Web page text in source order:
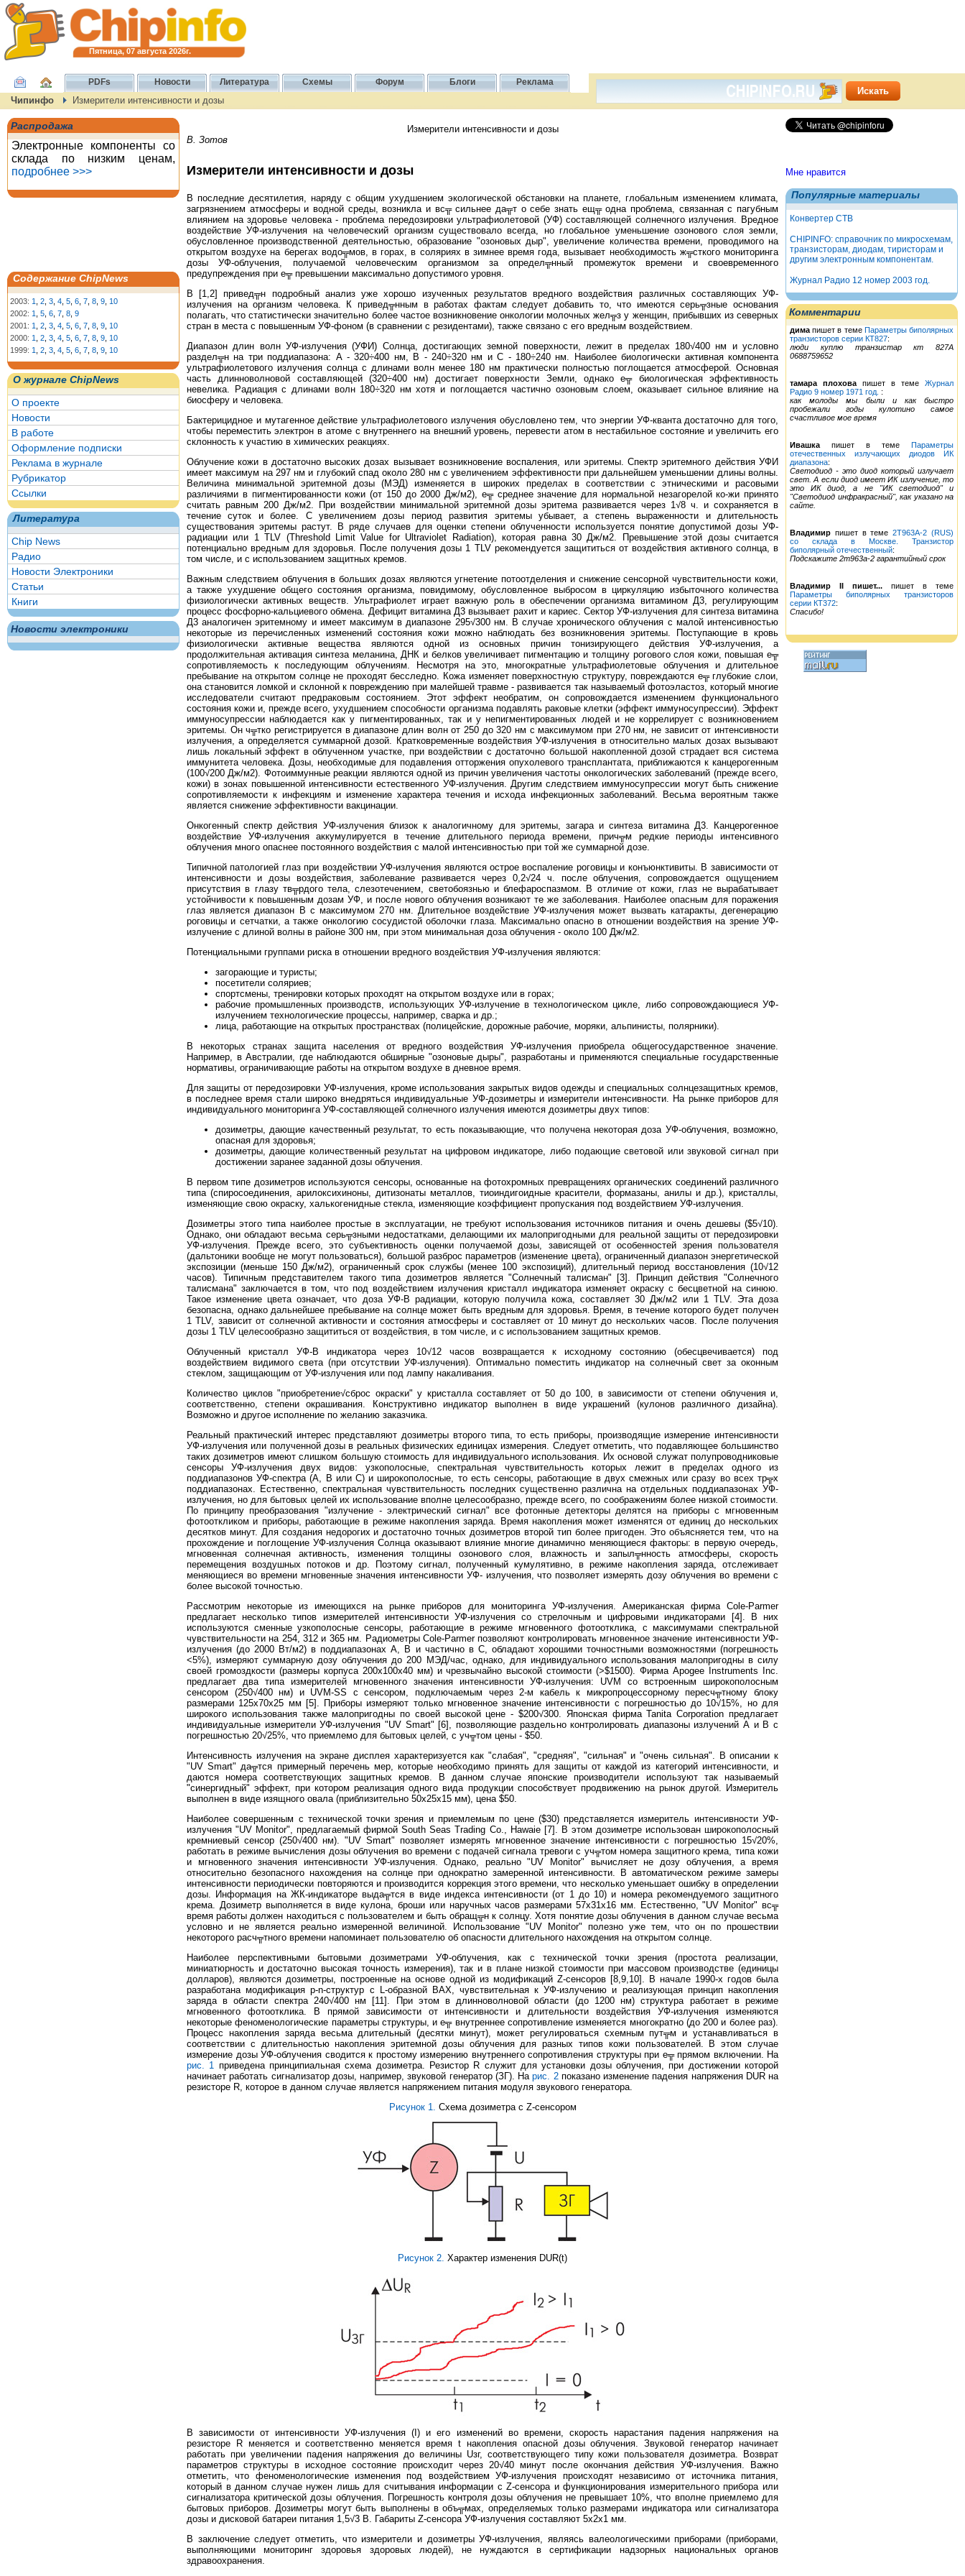
Пятница, 07 августа 2026г.
PDFs Новости Литература Схемы Форум Блоги Реклама
Чипинфо Измерители интенсивности и дозы
Распродажа
Электронные компоненты со
склада по низким ценам,
подробнее >>>
Содержание ChipNews
2003: 1 2 3 4 5 6 7 8 9 10
2002: 1 5 6 7 8 9
2001: 1 2 3 4 5 6 7 8 9 10
2000: 1 2 3 4 5 6 7 8 9 10
1999: 1 2 3 4 5 6 7 8 9 10
О журнале ChipNews
О проекте
Новости
В работе
Оформление подписки
Реклама в журнале
Рубрикатор
Ссылки
Литература
Chip News
Радио
Новости Электроники
Статьи
Книги
Новости электроники
Мне нравится
Популярные материалы
Конвертер СТВ
CHIPINFO: справочник по микросхемам,
транзисторам, диодам, тиристорам и
другим электронным компонентам.
Журнал Радио 12 номер 2003 год.
Комментарии
дима пишет в теме Параметры биполярных
транзисторов серии КТ827:
люди куплю транзистар кт 827А
0688759652
тамара плохова пишет в теме Журнал
Радио 9 номер 1971 год. :
как молоды мы были и как быстро
пробежали годы кулотино самое
счастливое мое время
Ивашка пишет в теме Параметры
отечественных излучающих диодов ИК
диапазона:
Светодиод - это диод который излучает
свет. А если диод имеет ИК излучение, то
это ИК диод, а не "ИК светодиод" и
"Светодиод инфракрасный", как указано на
сайте.
Владимир пишет в теме2Т963А-2 (RUS)
со склада в Москве. Транзистор
биполярный отечественный:
Подскажите 2т963а-2 гарантийный срок
Владимир II пишет... пишет в теме
Параметры биполярных транзисторов
серии КТ372:
Спасибо!
Измерители интенсивности и дозы
В. Зотов
Измерители интенсивности и дозы
В последние десятилетия, наряду с общим ухудшением экологической обстановки на планете, глобальным изменением климата,
загрязнением атмосферы и водной среды, возникла и вс╦ сильнее да╦т о себе знать ещ╦ одна проблема, связанная с пагубным
влиянием на здоровье человека - проблема передозировки ультрафиолетовой (УФ) составляющей солнечного излучения. Вредное
воздействие УФ-излучения на человеческий организм существовало всегда, но глобальное уменьшение озонового слоя земли,
обусловленное производственной деятельностью, образование "озоновых дыр", увеличение количества времени, проводимого на
открытом воздухе на берегах водо╦мов, в горах, в соляриях в зимнее время года, вызывает необходимость ж╦сткого мониторинга
дозы УФ-облучения, получаемой человеческим организмом за определ╦нный промежуток времени и своевременного
предупреждения при е╦ превышении максимально допустимого уровня.
В [1,2] привед╦н подробный анализ уже хорошо изученных результатов вредного воздействия различных составляющих УФ-
излучения на организм человека. К привед╦нным в работах фактам следует добавить то, что имеются серь╦зные основания
полагать, что статистически значительно более частое возникновение онкологии молочных жел╦з у женщин, прибывших из северных
стран в места с повышенным УФ-фоном (в сравнении с резидентами), также связано с его вредным воздействием.
Диапазон длин волн УФ-излучения (УФИ) Солнца, достигающих земной поверхности, лежит в пределах 180√400 нм и условно
раздел╦н на три поддиапазона: А - 320÷400 нм, В - 240÷320 нм и С - 180÷240 нм. Наиболее биологически активная компонента
ультрафиолетового излучения солнца с длинами волн менее 180 нм практически полностью поглощается атмосферой. Основная
часть длинноволновой составляющей (320÷400 нм) достигает поверхности Земли, однако е╦ биологическая эффективность
невелика. Радиация с длинами волн 180÷320 нм хотя и поглощается частично озоновым слоем, оказывает сильное влияние на
биосферу и человека.
Бактерицидное и мутагенное действие ультрафиолетового излучения обусловлено тем, что энергии УФ-кванта достаточно для того,
чтобы переместить электрон в атоме с внутреннего на внешний уровень, перевести атом в нестабильное состояние и увеличить его
склонность к участию в химических реакциях.
Облучение кожи в достаточно высоких дозах вызывает возникновение воспаления, или эритемы. Спектр эритемного действия УФИ
имеет максимум на 297 нм и глубокий спад около 280 нм с увеличением эффективности при дальнейшем уменьшении длины волны.
Величина минимальной эритемной дозы (МЭД) изменяется в широких пределах в соответствии с этническими и расовыми
различиями в пигментированности кожи (от 150 до 2000 Дж/м2), е╦ среднее значение для нормальной незагорелой ко-жи принято
считать равным 200 Дж/м2. При воздействии минимальной эритемной дозы эритема развивается через 1√8 ч. и сохраняется в
течение суток и более. С увеличением дозы период развития эритемы убывает, а степень выраженности и длительность
существования эритемы растут. В ряде случаев для оценки степени облученности используется понятие допустимой дозы УФ-
радиации или 1 TLV (Threshold Limit Value for Ultraviolet Radiation), которая равна 30 Дж/м2. Превышение этой дозы считается
потенциально вредным для здоровья. После получения дозы 1 TLV рекомендуется защититься от воздействия активного солнца, в
том числе, и с использованием защитных кремов.
Важным следствием облучения в больших дозах являются угнетение потоотделения и снижение сенсорной чувствительности кожи,
а также ухудшение общего состояния организма, повидимому, обусловленное выбросом в циркуляцию избыточного количества
физиологически активных веществ. Ультрафиолет играет важную роль в обеспечении организма витамином Д3, регулирующим
процесс фосфорно-кальциевого обмена. Дефицит витамина Д3 вызывает рахит и кариес. Сектор УФ-излучения для синтеза витамина
Д3 аналогичен эритемному и имеет максимум в диапазоне 295√300 нм. В случае хронического облучения с малой интенсивностью
некоторые из перечисленных изменений состояния кожи можно наблюдать без возникновения эритемы. Поступающие в кровь
физиологически активные вещества являются одной из основных причин тонизирующего действия УФ-излучения, а
продолжительная активация синтеза меланина, ДНК и белков увеличивает пигментацию и толщину рогового слоя кожи, повышая е╦
сопротивляемость к последующим облучениям. Несмотря на это, многократные ультрафиолетовые облучения и длительное
пребывание на открытом солнце не проходят бесследно. Кожа изменяет поверхностную структуру, повреждаются е╦ глубокие слои,
она становится ломкой и склонной к повреждению при малейшей травме - развивается так называемый фотоэластоз, который многие
исследователи считают предраковым состоянием. Этот эффект необратим, он сопровождается изменением функционального
состояния кожи и, прежде всего, ухудшением способности организма подавлять раковые клетки (эффект иммуносупрессии). Эффект
иммуносупрессии наблюдается как у пигментированных, так и у непигментированных людей и не коррелирует с возникновением
эритемы. Он ч╦тко регистрируется в диапазоне длин волн от 250 до 320 нм с максимумом при 270 нм, не зависит от интенсивности
излучения, а определяется суммарной дозой. Кратковременные воздействия УФ-излучения в относительно малых дозах вызывают
лишь локальный эффект в облученном участке, при воздействии с достаточно большой накопленной дозой страдает вся система
иммунитета человека. Дозы, необходимые для подавления отторжения опухолевого трансплантата, приближаются к канцерогенным
(100√200 Дж/м2). Фотоиммунные реакции являются одной из причин увеличения частоты онкологических заболеваний (прежде всего,
кожи) в зонах повышенной интенсивности естественного УФ-излучения. Другим следствием иммуносупрессии могут быть снижение
сопротивляемости к инфекциям и изменение характера течения и исхода инфекционных заболеваний. Весьма вероятным также
является снижение эффективности вакцинации.
Онкогенный спектр действия УФ-излучения близок к аналогичному для эритемы, загара и синтеза витамина Д3. Канцерогенное
воздействие УФ-излучения аккумулируется в течение длительного периода времени, прич╦м редкие периоды интенсивного
облучения много опаснее постоянного воздействия с малой интенсивностью при той же суммарной дозе.
Типичной патологией глаз при воздействии УФ-излучения являются острое воспаление роговицы и конъюнктивиты. В зависимости от
интенсивности и дозы воздействия, заболевание развивается через 0,2√24 ч. после облучения, сопровождается ощущением
присутствия в глазу тв╦рдого тела, слезотечением, светобоязнью и блефароспазмом. В отличие от кожи, глаз не вырабатывает
устойчивости к повышенным дозам УФ, и после нового облучения возникают те же заболевания. Наиболее опасным для поражения
глаз является диапазон В с максимумом 270 нм. Длительное воздействие УФ-излучения может вызвать катаракты, дегенерацию
роговицы и сетчатки, а также онкологию сосудистой оболочки глаза. Максимально опасно в отношении воздействия на зрение УФ-
излучение с длиной волны в районе 300 нм, при этом минимальная доза облучения - около 100 Дж/м2.
Потенциальными группами риска в отношении вредного воздействия УФ-излучения являются:
загорающие и туристы;
посетители соляриев;
спортсмены, тренировки которых проходят на открытом воздухе или в горах;
рабочие промышленных производств, использующих УФ-излучение в технологическом цикле, либо сопровождающиеся УФ-
излучением технологические процессы, например, сварка и др.;
лица, работающие на открытых пространствах (полицейские, дорожные рабочие, моряки, альпинисты, полярники).
В некоторых странах защита населения от вредного воздействия УФ-излучения приобрела общегосударственное значение.
Например, в Австралии, где наблюдаются обширные "озоновые дыры", разработаны и применяются специальные государственные
нормативы, ограничивающие работы на открытом воздухе в дневное время.
Для защиты от передозировки УФ-излучения, кроме использования закрытых видов одежды и специальных солнцезащитных кремов,
в последнее время стали широко внедряться индивидуальные УФ-дозиметры и измерители интенсивности. На рынке приборов для
индивидуального мониторинга УФ-составляющей солнечного излучения имеются дозиметры двух типов:
дозиметры, дающие качественный результат, то есть показывающие, что получена некоторая доза УФ-облучения, возможно,
опасная для здоровья;
дозиметры, дающие количественный результат на цифровом индикаторе, либо подающие световой или звуковой сигнал при
достижении заранее заданной дозы облучения.
В первом типе дозиметров используются сенсоры, основанные на фотохромных превращениях органических соединений различного
типа (спиросоединения, арилоксихиноны, дитизонаты металлов, тиоиндигоидные красители, формазаны, анилы и др.), кристаллы,
изменяющие свою окраску, халькогенидные стекла, изменяющие коэффициент пропускания под воздействием УФ-излучения.
Дозиметры этого типа наиболее простые в эксплуатации, не требуют использования источников питания и очень дешевы ($5√10).
Однако, они обладают весьма серь╦зными недостатками, делающими их малопригодными для реальной защиты от передозировки
УФ-излучения. Прежде всего, это субъективность оценки получаемой дозы, зависящей от особенностей зрения пользователя
(дальтоники вообще не могут пользоваться), большой разброс параметров (изменение цвета), ограниченный диапазон энергетической
экспозиции (меньше 150 Дж/м2), ограниченный срок службы (менее 100 экспозиций), длительный период восстановления (10√12
часов). Типичным представителем такого типа дозиметров является "Солнечный талисман" [3]. Принцип действия "Солнечного
талисмана" заключается в том, что под воздействием излучения кристалл индикатора изменяет окраску с бесцветной на синюю.
Такое изменение цвета означает, что доза УФ-В радиации, которую получила кожа, составляет 30 Дж/м2 или 1 TLV. Эта доза
безопасна, однако дальнейшее пребывание на солнце может быть вредным для здоровья. Время, в течение которого будет получен
1 TLV, зависит от солнечной активности и состояния атмосферы и составляет от 10 минут до нескольких часов. После получения
дозы 1 TLV целесообразно защититься от воздействия, в том числе, и с использованием защитных кремов.
Облученный кристалл УФ-В индикатора через 10√12 часов возвращается к исходному состоянию (обесцвечивается) под
воздействием видимого света (при отсутствии УФ-излучения). Оптимально поместить индикатор на солнечный свет за оконным
стеклом, защищающим от УФ-излучения или под лампу накаливания.
Количество циклов "приобретение√сброс окраски" у кристалла составляет от 50 до 100, в зависимости от степени облучения и,
соответственно, степени окрашивания. Конструктивно индикатор выполнен в виде украшений (кулонов различного дизайна).
Возможно и другое исполнение по желанию заказчика.
Реальный практический интерес представляют дозиметры второго типа, то есть приборы, производящие измерение интенсивности
УФ-излучения или полученной дозы в реальных физических единицах измерения. Следует отметить, что подавляющее большинство
таких дозиметров имеют слишком большую стоимость для индивидуального использования. Их основой служат полупроводниковые
сенсоры УФ-излучения двух видов: узкополосные, спектральная чувствительность которых лежит в пределах одного из
поддиапазонов УФ-спектра (А, В или С) и широкополосные, то есть сенсоры, работающие в двух смежных или сразу во всех тр╦х
поддиапазонах. Естественно, спектральная чувствительность последних существенно различна на отдельных поддиапазонах УФ-
излучения, но для бытовых целей их использование вполне целесообразно, прежде всего, по соображениям более низкой стоимости.
По принципу преобразования "излучение - электрический сигнал" все фотонные детекторы делятся на приборы с мгновенным
фотооткликом и приборы, работающие в режиме накопления заряда. Время накопления может изменятся от единиц до нескольких
десятков минут. Для создания недорогих и достаточно точных дозиметров второй тип более пригоден. Это объясняется тем, что на
прохождение и поглощение УФ-излучения Солнца оказывают влияние многие динамично меняющиеся факторы: в первую очередь,
мгновенная солнечная активность, изменения толщины озонового слоя, влажность и запыл╦нность атмосферы, скорость
перемещения воздушных потоков и др. Поэтому сигнал, полученный кумулятивно, в режиме накопления заряда, отслеживает
меняющиеся во времени мгновенные значения интенсивности УФ- излучения, что позволяет измерять дозу облучения во времени с
более высокой точностью.
Рассмотрим некоторые из имеющихся на рынке приборов для мониторинга УФ-излучения. Американская фирма Cole-Parmer
предлагает несколько типов измерителей интенсивности УФ-излучения со стрелочным и цифровыми индикаторами [4]. В них
используются сменные узкополосные сенсоры, работающие в режиме мгновенного фотоотклика, с максимумами спектральной
чувствительности на 254, 312 и 365 нм. Радиометры Cole-Parmer позволяют контролировать мгновенное значение интенсивности УФ-
излучения (до 2000 Вт/м2) в поддиапазонах А, В и частично в С, обладают хорошими точностными возможностями (погрешность
<5%), измеряют суммарную дозу облучения до 200 МЭД/час, однако, для индивидуального использования малопригодны в силу
своей громоздкости (размеры корпуса 200x100x40 мм) и чрезвычайно высокой стоимости (>$1500). Фирма Apogee Instruments Inc.
предлагает два типа измерителей мгновенного значения интенсивности УФ-излучения: UVM со встроенным широкополосным
сенсором (250√400 нм) и UVM-SS c сенсором, подключаемым через 2-м кабель к микропроцессорному пересч╦тному блоку
размерами 125x70x25 мм [5]. Приборы измеряют только мгновенное значение интенсивности с погрешностью до 10√15%, но для
широкого использования также малопригодны по своей высокой цене - $200√300. Японская фирма Tanita Corporation предлагает
индивидуальные измерители УФ-излучения "UV Smart" [6], позволяющие раздельно контролировать диапазоны излучений А и В с
погрешностью 20√25%, что приемлемо для бытовых целей, с уч╦том цены - $50.
Интенсивность излучения на экране дисплея характеризуется как "слабая", "средняя", "сильная" и "очень сильная". В описании к
"UV Smart" да╦тся примерный перечень мер, которые необходимо принять для защиты от каждой из категорий интенсивности, и
даются номера соответствующих защитных кремов. В данном случае японские производители используют так называемый
"синергидный" эффект, при котором реализация одного вида продукции способствует продвижению на рынок другой. Измеритель
выполнен в виде изящного овала (приблизительно 50x25x15 мм), цена $50.
Наиболее совершенным с технической точки зрения и приемлемым по цене ($30) представляется измеритель интенсивности УФ-
излучения "UV Monitor", предлагаемый фирмой South Seas Trading Co., Hawaie [7]. В этом дозиметре использован широкополосный
кремниевый сенсор (250√400 нм). "UV Smart" позволяет измерять мгновенное значение интенсивности с погрешностью 15√20%,
работать в режиме вычисления дозы облучения во времени с подачей сигнала тревоги с уч╦том номера защитного крема, типа кожи
и мгновенного значения интенсивности УФ-излучения. Однако, реально "UV Monitor" вычисляет не дозу облучения, а время
относительно безопасного нахождения на солнце при однократно замеренной интенсивности. В автоматическом режиме замеры
интенсивности периодически повторяются и производится коррекция этого времени, что несколько уменьшает ошибку в определении
дозы. Информация на ЖК-индикаторе выда╦тся в виде индекса интенсивности (от 1 до 10) и номера рекомендуемого защитного
крема. Дозиметр выполняется в виде кулона, броши или наручных часов размерами 57x31x16 мм. Естественно, "UV Monitor" вс╦
время работы должен находиться с пользователем и быть обращ╦н к солнцу. Хотя понятие дозы облучения в данном случае весьма
условно и не является реально измеренной величиной. Использование "UV Monitor" полезно уже тем, что он по прошествии
некоторого расч╦тного времени напоминает пользователю об опасности длительного нахождения на открытом солнце.
Наиболее перспективными бытовыми дозиметрами УФ-облучения, как с технической точки зрения (простота реализации,
миниатюрность и достаточно высокая точность измерения), так и в плане низкой стоимости при массовом производстве (единицы
долларов), являются дозиметры, построенные на основе одной из модификаций Z-сенсоров [8,9,10]. В начале 1990-х годов была
разработана модификация p-n-структур с L-образной ВАХ, чувствительная к УФ-излучению и реализующая принцип накопления
заряда в области спектра 240√400 нм [11]. При этом в длинноволновой области (до 1200 нм) структура работает в режиме
мгновенного фотоотклика. В прямой зависимости от интенсивности и длительности воздействия УФ-излучения изменяются
некоторые феноменологические параметры структуры, и е╦ внутреннее сопротивление изменяется многократно (до 200 и более раз).
Процесс накопления заряда весьма длительный (десятки минут), может регулироваться схемным пут╦м и устанавливаться в
соответствии с длительностью накопления эритемной дозы облучения для разных типов кожи пользователей. В этом случае
измерение дозы УФ-облучения сводится к простому измерению внутреннего сопротивления структуры при е╦ прямом включении. На
рис. 1
приведена принципиальная схема дозиметра. Резистор R служит для установки дозы облучения, при достижении которой
начинает работать сигнализатор дозы, например, звуковой генератор (ЗГ). Нарис. 2показано изменение падения напряжения DUR на
резисторе R, которое в данном случае является напряжением питания модуля звукового генератора.
Рисунок 1.
Схема дозиметра с Z-сенсором
Рисунок 2. Характер изменения DUR(t)
В зависимости от интенсивности УФ-излучения (I) и его изменений во времени, скорость нарастания падения напряжения на
резисторе R меняется и соответственно меняется время t накопления опасной дозы облучения. Звуковой генератор начинает
работать при увеличении падения напряжения до величины Uзг, соответствующего типу кожи пользователя дозиметра. Возврат
параметров структуры в исходное состояние происходит через 20√40 минут после окончания действия УФ-излучения. Важно
отметить, что феноменологические изменения под воздействием УФ-излучения происходят независимо от источника питания,
который в данном случае нужен лишь для считывания информации с Z-сенсора и функционирования измерительного прибора или
сигнализатора критической дозы облучения. Погрешность контроля дозы облучения не превышает 10%, что вполне приемлемо для
бытовых приборов. Дозиметры могут быть выполнены в объ╦мах, определяемых только размерами индикатора или сигнализатора
дозы и дисковой батареи питания 1,5√3 В. Габариты Z-сенсора УФ-излучения составляют 5x2x1 мм.
В заключение следует отметить, что измерители и дозиметры УФ-излучения, являясь валеологическими приборами (приборами,
выполняющими мониторинг здоровья здоровых людей), не нуждаются в сертификации надзорных национальных органов
здравоохранения.